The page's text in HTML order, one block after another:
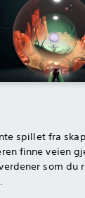
spillet fra
finne veien
som du